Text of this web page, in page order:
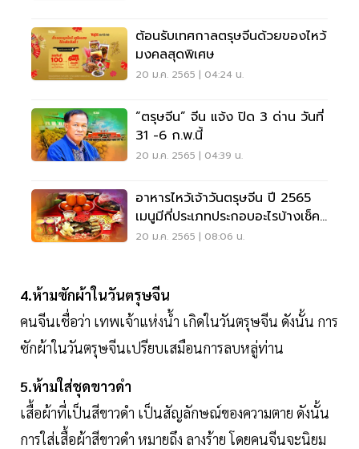
ต้อนรับเทศกาลตรุษจีนด้วยของไหว้
มงคลสุดพิเศษ
20 ม.ค. 2565 | 04:24 น.
“ตรุษจีน” จีน แจ้ง ปิด 3 ด่าน วันที่
31 -6 ก.พ.นี้
20 ม.ค. 2565 | 04:39 น.
อาหารไหว้เจ้าวันตรุษจีน ปี 2565
เมนูมีกี่ประเภทประกอบอะไรบ้างเช็คที่
นี่
20 ม.ค. 2565 | 08:06 น.
4.ห้ามซักผ้าในวันตรุษจีน
คนจีนเชื่อว่า เทพเจ้าแห่งน้ำ เกิดในวันตรุษจีน ดังนั้น การ
ซักผ้าในวันตรุษจีนเปรียบเสมือนการลบหลู่ท่าน
5.ห้ามใส่ชุดขาวดำ
เสื้อผ้าที่เป็นสีขาวดำ เป็นสัญลักษณ์ของความตาย ดังนั้น
การใส่เสื้อผ้าสีขาวดำ หมายถึง ลางร้าย โดยคนจีนจะนิยม